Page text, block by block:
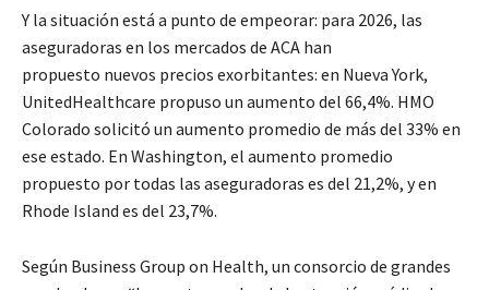
Y la situación está a punto de empeorar: para 2026, las
aseguradoras en los mercados de ACA han
propuesto nuevos precios exorbitantes: en Nueva York,
UnitedHealthcare propuso un aumento del 66,4%. HMO
Colorado solicitó un aumento promedio de más del 33% en
ese estado. En Washington, el aumento promedio
propuesto por todas las aseguradoras es del 21,2%, y en
Rhode Island es del 23,7%.
Según Business Group on Health, un consorcio de grandes